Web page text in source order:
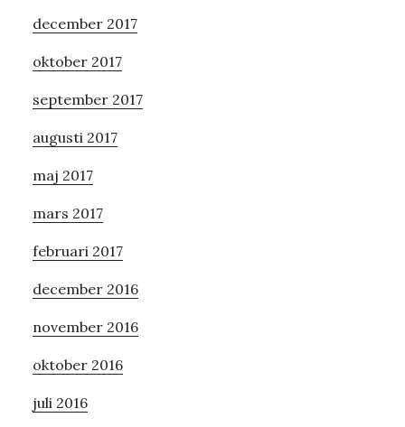
december 2017
oktober 2017
september 2017
augusti 2017
maj 2017
mars 2017
februari 2017
december 2016
november 2016
oktober 2016
juli 2016